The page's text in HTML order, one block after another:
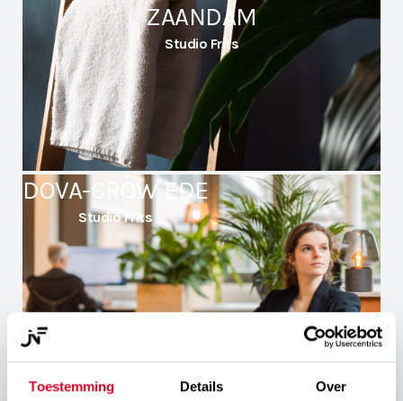
Toestemming Details Over
ZAANDAM
Studio Frits
DOVA-CROW EDE
Studio Frits